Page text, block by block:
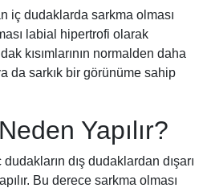
iç dudaklarda sarkma olması
labial hipertrofi olarak
kısımlarının normalden daha
da sarkık bir görünüme sahip
Yapılır?
dış dudaklardan dışarı
Bu derece sarkma olması